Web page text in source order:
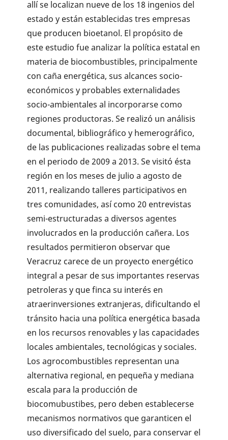
allí se locali­zan nueve de los 18 ingenios del
estado y están establecidas tres empresas
que producen bioeta­nol. El propósito de
este estudio fue analizar la política estatal en
materia de biocombustibles, prin­cipalmente
con caña energética, sus alcances socio-
económicos y probables externalidades
socio-ambientales al incorporarse como
regiones productoras. Se realizó un análisis
documental, bibliográfico y hemerográfico,
de las publicacio­nes realizadas sobre el tema
en el periodo de 2009 a 2013. Se visitó ésta
región en los meses de julio a agosto de
2011, realizando talleres participativos en
tres comunidades, así como 20 entrevistas
semi-estructuradas a diversos agentes
involucrados en la producción cañera. Los
resultados permitieron observar que
Veracruz carece de un proyecto energético
integral a pesar de sus importantes reservas
petrol­eras y que finca su interés en
atraerinversiones extranjeras, dificul­tando el
tránsito hacia una política energética basada
en los recursos renovables y las capacidades
locales ambientales, tecnológicas y sociales.
Los agrocombustibles represen­tan una
alternativa regional, en pequeña y mediana
escala para la producción de
biocomubustibes, pero deben establecerse
mecanis­mos normativos que garanticen el
uso diversificado del suelo, para conservar el